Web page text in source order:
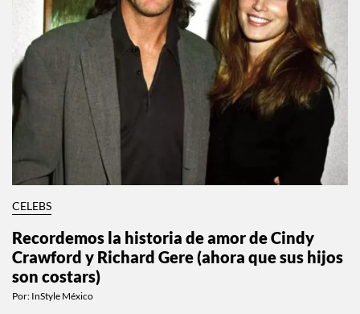
CELEBS
Recordemos la historia de amor de Cindy
Crawford y Richard Gere (ahora que sus hijos
son costars)
Por: InStyle México